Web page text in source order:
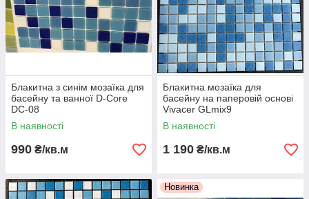
Блакитна з синім мозаїка для
басейну та ванної D-Core
DC-08
В наявності
990 ₴/кв.м
Блакитна мозаїка для
басейну на паперовій основі
Vivacer GLmix9
В наявності
1 190 ₴/кв.м
Новинка